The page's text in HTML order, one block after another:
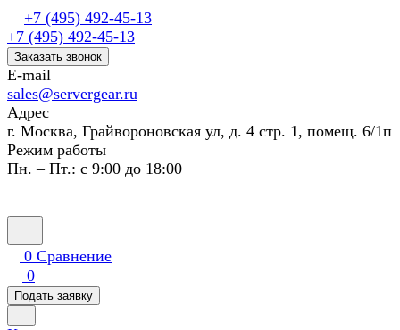
+7 (495) 492-45-13
+7 (495) 492-45-13
Заказать звонок
E-mail
sales@servergear.ru
Адрес
г. Москва, Грайвороновская ул, д. 4 стр. 1, помещ. 6/1п
Режим работы
Пн. – Пт.: с 9:00 до 18:00
0 Сравнение
0
Подать заявку